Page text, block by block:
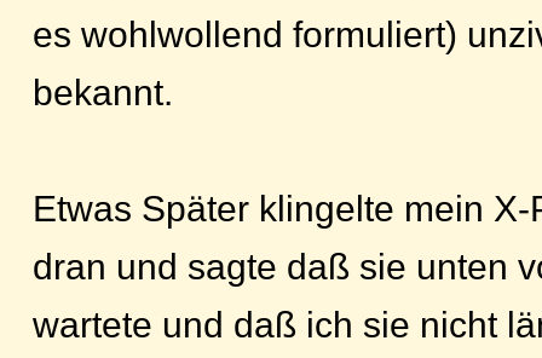
es wohlwollend formuliert)
bekannt.
Etwas Später klingelte mein
dran und sagte daß sie unten
wartete und daß ich sie nicht